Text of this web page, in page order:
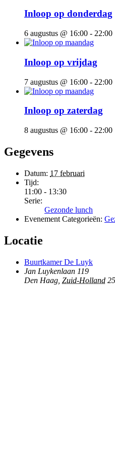
Inloop op donderdag
6 augustus @ 16:00 - 22:00
Inloop op vrijdag
7 augustus @ 16:00 - 22:00
Inloop op zaterdag
8 augustus @ 16:00 - 22:00
Gegevens
Datum: 17 februari
Tijd:
11:00 - 13:30
Serie:
Gezonde lunch
Evenement Categorieën:
Locatie
Buurtkamer De Luyk
Jan Luykenlaan 119
Den Haag Zuid-Holland